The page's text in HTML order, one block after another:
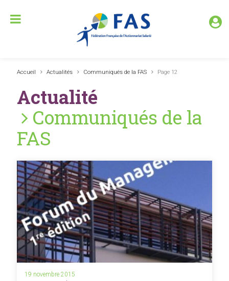
Accueil Actualités Communiqués de la FAS Page 12
Actualité
Communiqués de la
FAS
19 novembre 2015